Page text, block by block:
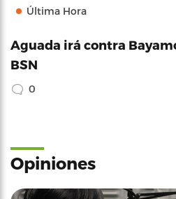
Última Hora
Aguada irá contra
BSN
0
Opiniones